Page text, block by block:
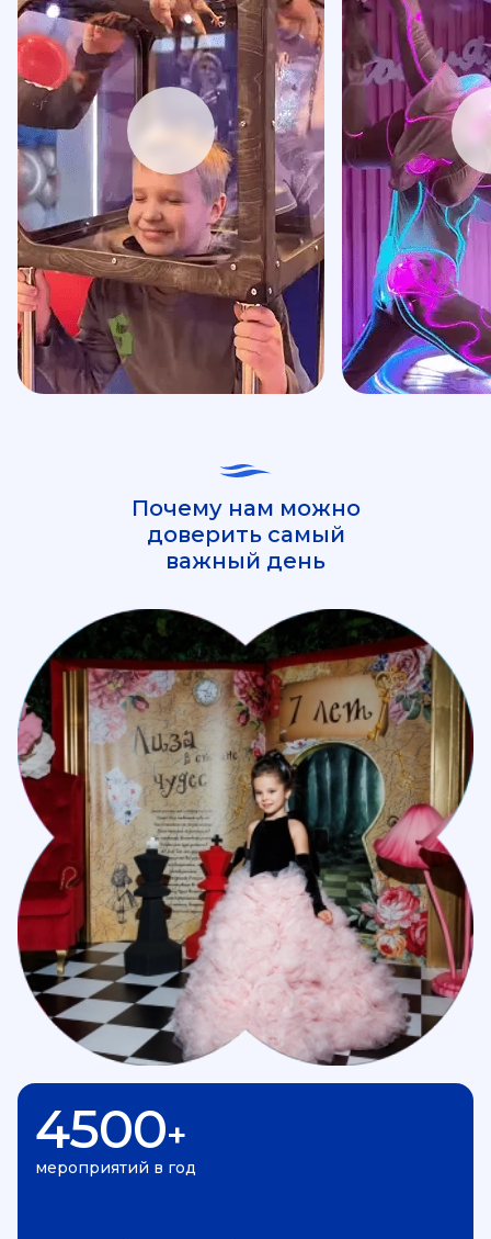
Почему нам можно
доверить самый
важный день
4500+
мероприятий в год